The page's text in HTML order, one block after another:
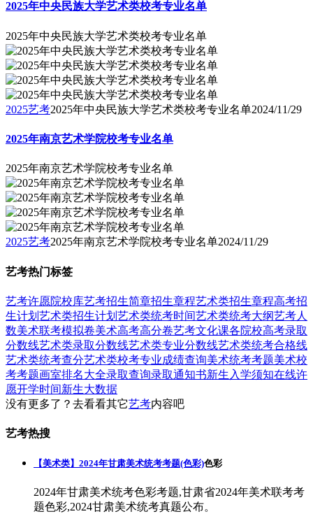
2025年中央民族大学艺术类校考专业名单
2025年中央民族大学艺术类校考专业名单
2025艺考2025年中央民族大学艺术类校考专业名单2024/11/29
2025年南京艺术学院校考专业名单
2025年南京艺术学院校考专业名单
2025艺考2025年南京艺术学院校考专业名单2024/11/29
艺考热门标签
艺考许愿院校库艺考招生简章招生章程艺术类招生章程高考招
生计划 艺术类招生计划 艺术类统考时间艺术类统考大纲艺考人
数美术联考模拟卷美术高考高分卷艺考文化课各院校高考录取
分数线艺术类录取分数线艺术类专业分数线艺术类统考合格线
艺术类统考查分艺术类校考专业成绩查询美术统考考题美术校
考考题画室排名大全录取查询录取通知书新生入学须知在线许
愿开学时间新生大数据
没有更多了？去看看其它艺考内容吧
艺考热搜
【美术类】2024年甘肃美术统考考题(色彩)色彩
2024年甘肃美术统考色彩考题,甘肃省2024年美术联考考
题色彩,2024甘肃美术统考真题公布。